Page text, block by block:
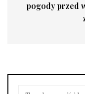
pogody przed